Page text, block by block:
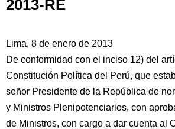
2013-RE
Lima, 8 de enero de 2013
De conformidad con el inciso 12) del
Constitución Política del Perú, que
señor Presidente de la República de
y Ministros Plenipotenciarios, con
de Ministros, con cargo a dar cuenta al